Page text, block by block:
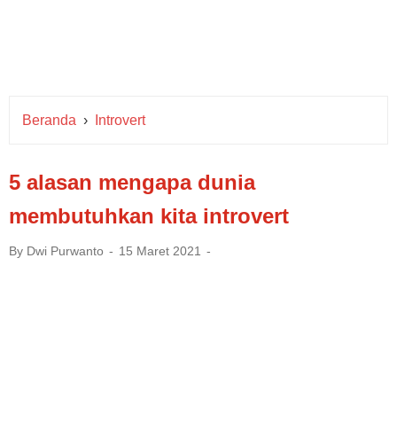
Beranda › Introvert
5 alasan mengapa dunia
membutuhkan kita introvert
By Dwi Purwanto 15 Maret 2021